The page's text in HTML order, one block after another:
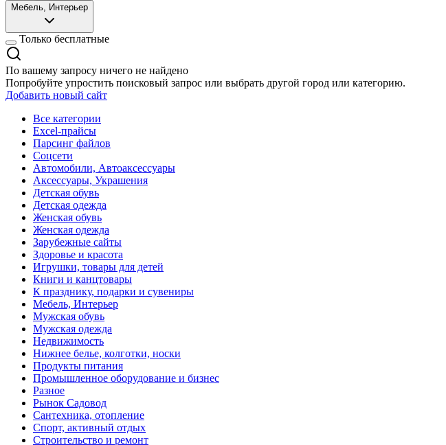
Мебель, Интерьер
Только бесплатные
По вашему запросу ничего не найдено
Попробуйте упростить поисковый запрос или выбрать другой город или категорию.
Добавить новый сайт
Все категории
Excel-прайсы
Парсинг файлов
Соцсети
Автомобили, Автоаксессуары
Аксессуары, Украшения
Детская обувь
Детская одежда
Женская обувь
Женская одежда
Зарубежные сайты
Здоровье и красота
Игрушки, товары для детей
Книги и канцтовары
К празднику, подарки и сувениры
Мебель, Интерьер
Мужская обувь
Мужская одежда
Недвижимость
Нижнее белье, колготки, носки
Продукты питания
Промышленное оборудование и бизнес
Разное
Рынок Садовод
Сантехника, отопление
Спорт, активный отдых
Строительство и ремонт